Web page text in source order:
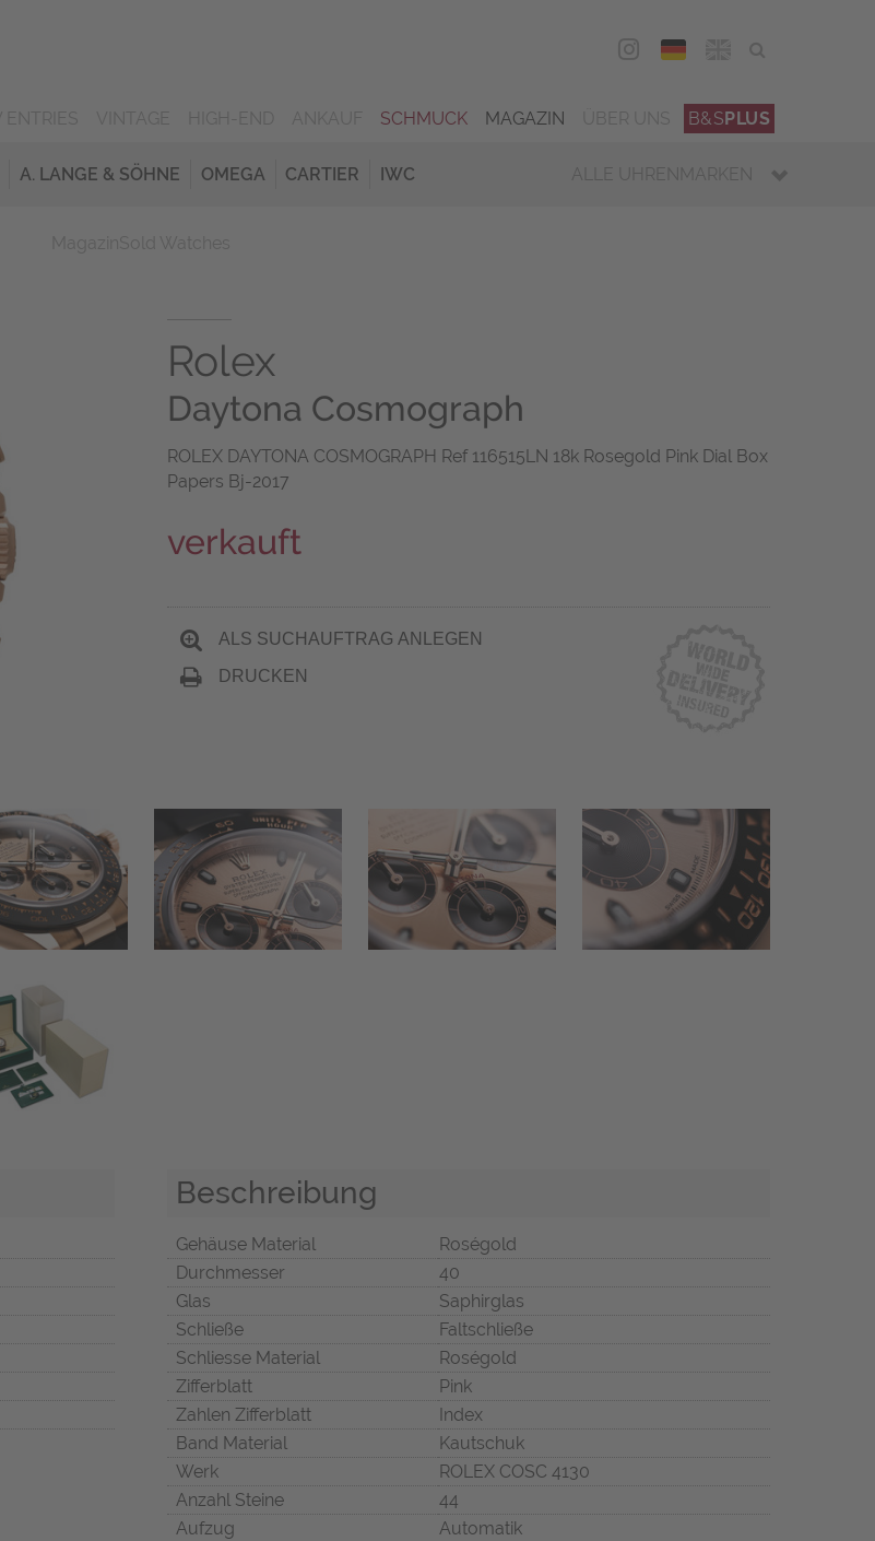
DEU
SCHMUCK MAGAZIN B&SPLUS
A. LANGE & SÖHNE OMEGA CARTIER IWC ALLE UHRENMARKEN
Rolex
Daytona Cosmograph
ROLEX DAYTONA COSMOGRAPH Ref 116515LN 18k Rosegold Pink Dial Box
Papers Bj-2017
verkauft
ALS SUCHAUFTRAG ANLEGEN
DRUCKEN
Beschreibung
Gehäuse Material
Roségold
Durchmesser
40
Glas
Saphirglas
Schließe
Faltschließe
Schliesse Material
Roségold
Zifferblatt
Pink
Zahlen Zifferblatt
Index
Band Material
Kautschuk
Werk
ROLEX COSC 4130
Anzahl Steine
44
Aufzug
Automatik